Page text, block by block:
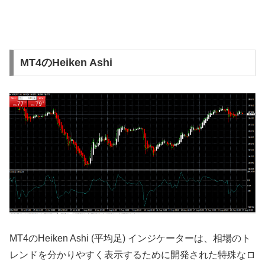
MT4のHeiken Ashi
MT4のHeiken Ashi (平均足) インジケーターは、相場のト
レンドを分かりやすく表示するために開発された特殊なロ